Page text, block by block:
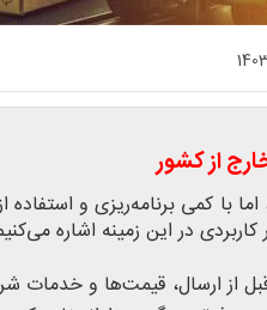
از کشور
با کمی برنامه‌ریزی و
در این زمینه اشاره
از ارسال، قیمت‌ها و خدمات